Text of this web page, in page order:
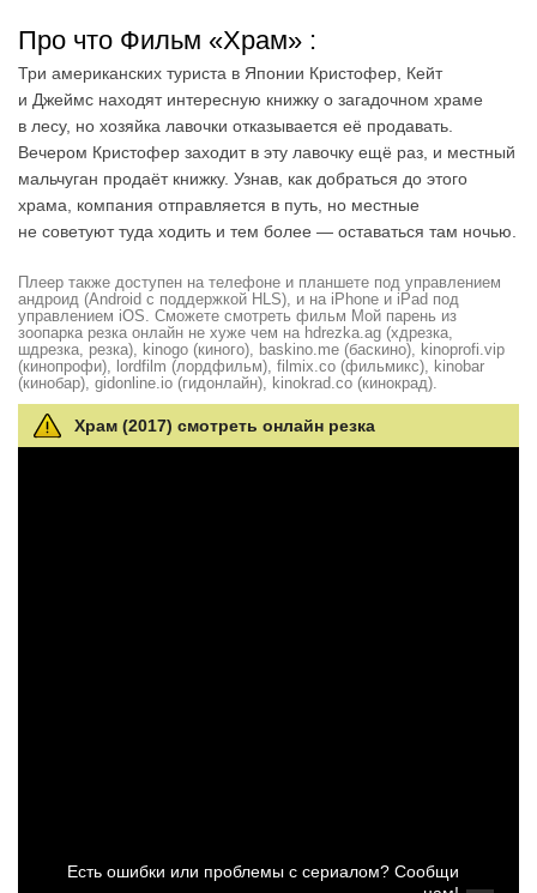
Про что Фильм «Храм» :
Три американских туриста в Японии Кристофер, Кейт
и Джеймс находят интересную книжку о загадочном храме
в лесу, но хозяйка лавочки отказывается её продавать.
Вечером Кристофер заходит в эту лавочку ещё раз, и местный
мальчуган продаёт книжку. Узнав, как добраться до этого
храма, компания отправляется в путь, но местные
не советуют туда ходить и тем более — оставаться там ночью.
Плеер также доступен на телефоне и планшете под управлением
андроид (Android с поддержкой HLS), и на iPhone и iPad под
управлением iOS. Сможете смотреть фильм Мой парень из
зоопарка резка онлайн не хуже чем на hdrezka.ag (хдрезка,
шдрезка, резка), kinogo (киного), baskino.me (баскино), kinoprofi.vip
(кинопрофи), lordfilm (лордфильм), filmix.co (фильмикс), kinobar
(кинобар), gidonline.io (гидонлайн), kinokrad.сo (кинокрад).
Храм (2017) смотреть онлайн резка
Есть ошибки или проблемы с сериалом? Сообщи